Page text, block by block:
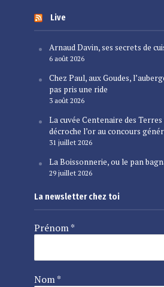
Live
Arnaud Davin, ses secrets de
6 août 2026
Chez Paul, aux Goudes,
pas pris une ride
3 août 2026
La cuvée Centenaire des
décroche l’or au concours
31 juillet 2026
La Boissonnerie, ou le pan
29 juillet 2026
La newsletter chez toi
Prénom*
Nom*